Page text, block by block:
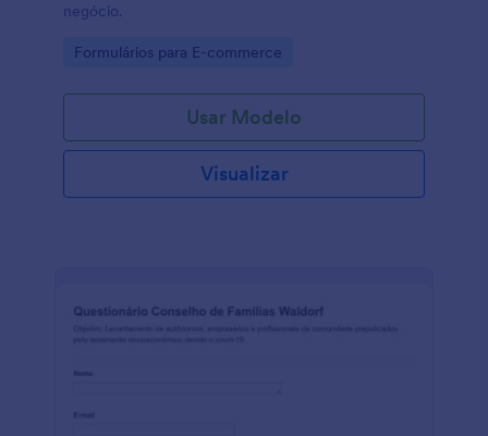
negócio.
Go to Category:
Formulários para E-commerce
Usar Modelo
Visualizar